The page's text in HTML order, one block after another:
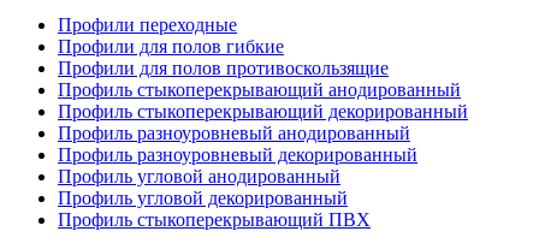
Профили переходные
Профили для полов гибкие
Профили для полов противоскользящие
Профиль стыкоперекрывающий анодированный
Профиль стыкоперекрывающий декорированный
Профиль разноуровневый анодированный
Профиль разноуровневый декорированный
Профиль угловой анодированный
Профиль угловой декорированный
Профиль стыкоперекрывающий ПВХ